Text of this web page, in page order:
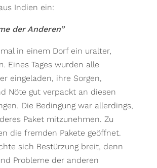
Indien ein:
der Anderen”
in einem Dorf ein uralter,
Eines Tages wurden alle
eingeladen, ihre Sorgen,
Nöte gut verpackt an diesen
Die Bedingung war allerdings,
Paket mitzunehmen. Zu
die fremden Pakete geöffnet.
sich Bestürzung breit, denn
Probleme der anderen